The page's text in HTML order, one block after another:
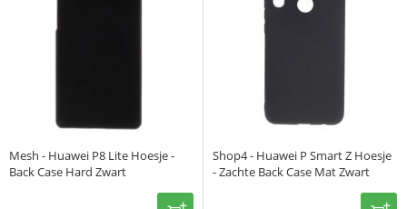
Mesh - Huawei P8 Lite Hoesje -
Back Case Hard Zwart
Shop4 - Huawei P Smart Z Hoesje
- Zachte Back Case Mat Zwart